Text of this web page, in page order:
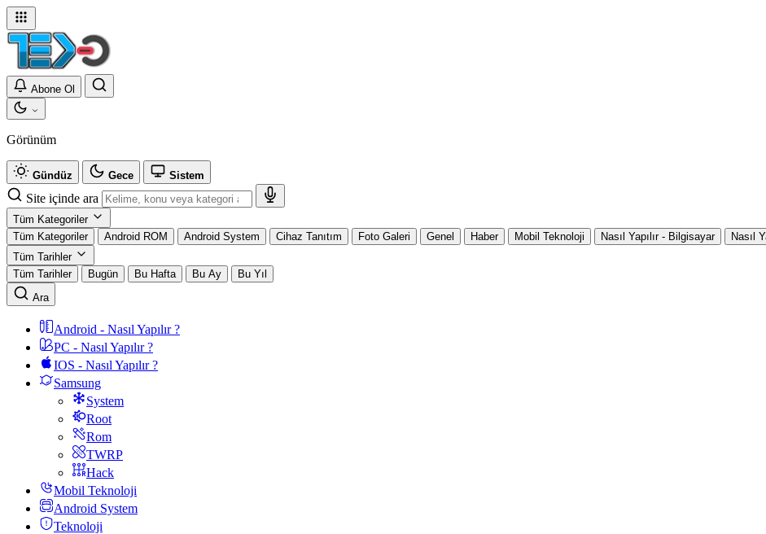
Abone Ol
Görünüm
Gündüz Gece Sistem
Site içinde ara
Tüm Kategoriler
Tüm Kategoriler
Android ROM Android System Cihaz Tanıtım Foto Galeri Genel Haber Mobil Teknoloji Nasıl Yapılır - Bilgisayar Nasıl
Tüm Tarihler
Tüm Tarihler
Bugün Bu Hafta Bu Ay
Bu Yıl
Ara
Android - Nasıl Yapılır ?
PC - Nasıl Yapılır ?
IOS - Nasıl Yapılır ?
Samsung
System
Root
Rom
TWRP
Hack
Mobil Teknoloji
Android System
Teknoloji